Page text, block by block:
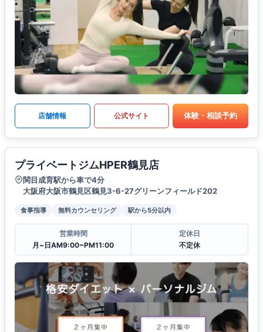
店舗情報 公式サイト 体験・相談予約
プライベートジムHPER鶴見店
関目成育駅から車で4分
大阪府大阪市鶴見区鶴見3-6-27グリーンフィールド202
食事指導 無料カウンセリング 駅から5分以内
営業時間
月~日AM9:00~PM11:00
定休日
不定休